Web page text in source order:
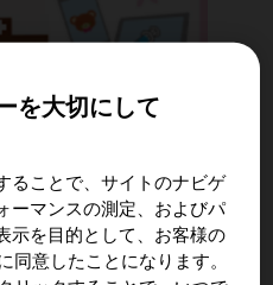
ツライブラリー
を大切にして
ることで、サイトのナビゲ
ーマンスの測定、およびパ
示を目的として、お客様の
意したことになります。